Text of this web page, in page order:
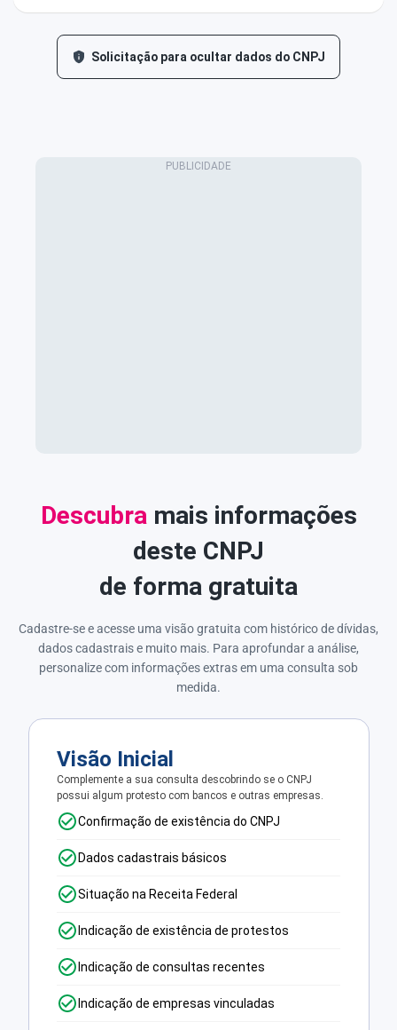
Solicitação para ocultar dados do CNPJ
Descubra mais informações
deste CNPJ
de forma gratuita
Cadastre-se e acesse uma visão gratuita com histórico de dívidas,
dados cadastrais e muito mais. Para aprofundar a análise,
personalize com informações extras em uma consulta sob
medida.
Visão Inicial
Complemente a sua consulta descobrindo se o CNPJ
possui algum protesto com bancos e outras empresas.
Confirmação de existência do CNPJ
Dados cadastrais básicos
Situação na Receita Federal
Indicação de existência de protestos
Indicação de consultas recentes
Indicação de empresas vinculadas